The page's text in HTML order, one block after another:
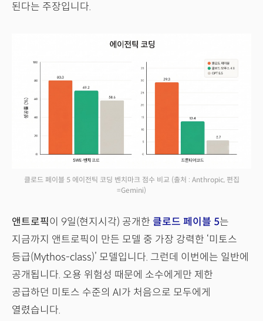
된다는 주장입니다.
클로드 페이블 5 에이전틱 코딩 벤치마크 점수 비교 (출처 : Anthropic, 편집
=Gemini)
앤트로픽이 9일(현지시각) 공개한 클로드 페이블 5는
지금까지 앤트로픽이 만든 모델 중 가장 강력한 ‘미토스
등급(Mythos-class)’ 모델입니다. 그런데 이번에는 일반에
공개됩니다. 오용 위험성 때문에 소수에게만 제한
공급하던 미토스 수준의 AI가 처음으로 모두에게
열렸습니다.